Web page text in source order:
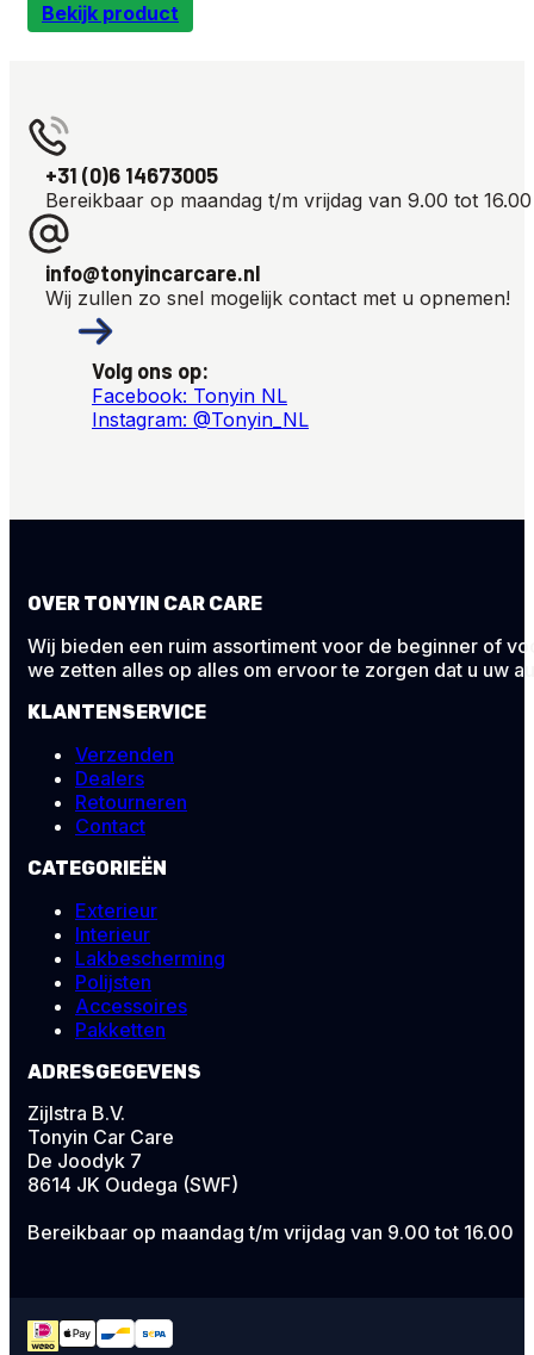
Bekijk product
+31 (0)6 14673005
Bereikbaar op maandag t/m vrijdag van 9.00 tot
info@tonyincarcare.nl
Wij zullen zo snel mogelijk contact met u opnemen!
Volg ons op:
Facebook: Tonyin NL
Instagram: @Tonyin_NL
OVER TONYIN CAR CARE
Wij bieden een ruim assortiment voor de beginner of
we zetten alles op alles om ervoor te zorgen dat u uw
KLANTENSERVICE
Verzenden
Dealers
Retourneren
Contact
CATEGORIEËN
Exterieur
Interieur
Lakbescherming
Polijsten
Accessoires
Pakketten
ADRESGEGEVENS
Zijlstra B.V.
Tonyin Car Care
De Joodyk 7
8614 JK Oudega (SWF)
Bereikbaar op maandag t/m vrijdag van 9.00 tot 16.00